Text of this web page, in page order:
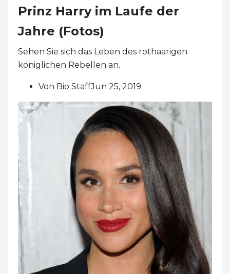
Prinz Harry im Laufe der
Jahre (Fotos)
Sehen Sie sich das Leben des rothaarigen
königlichen Rebellen an.
Von Bio StaffJun 25, 2019